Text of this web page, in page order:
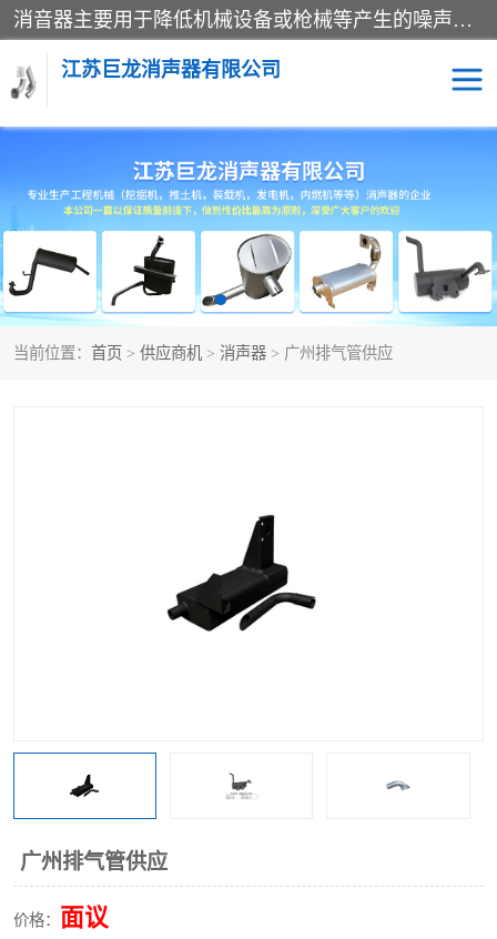
消音器主要用于降低机械设备或枪械等产生的噪声。它通过阻尼或增加排气面积来降低排气速度和功率，从而降低噪声。常见的消音器类型包括阻性消声器、抗性消声器、共振消声器以及阻抗复合式消声器等。这些消音器各有特点，适用于不同频率的噪声消除。
江苏巨龙消声器有限公司
当前位置： 首页 > 供应商机 > 消声器 > 广州排气管供应
广州排气管供应
价格： 面议
消声器